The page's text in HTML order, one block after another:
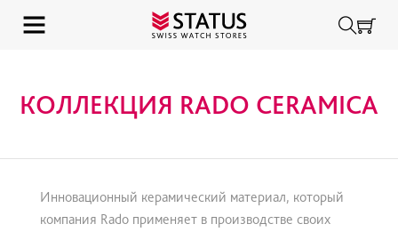
КОЛЛЕКЦИЯ RADO CERAMICA
Инновационный керамический материал, который
компания Rado применяет в производстве своих